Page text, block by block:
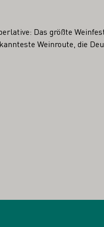
Das größte
Weinroute, die